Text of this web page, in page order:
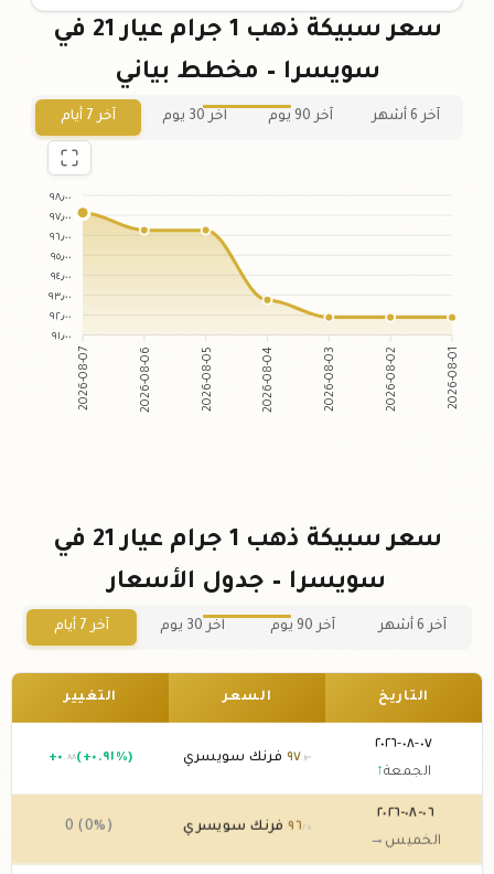
سعر سبيكة ذهب 1 جرام عيار 21 في
سويسرا – مخطط بياني
آخر 6 أشهر آخر 90 يوم آخر 30 يوم آخر 7 أيام
٩٨٫٠٠
٩٧٫٠٠
٩٦٫٠٠
٩٥٫٠٠
٩٤٫٠٠
٩٣٫٠٠
٩٢٫٠٠
٩١٫٠٠
2026-08-07 2026-08-06 2026-08-05 2026-08-04 2026-08-03 2026-08-02 2026-08-01
سعر سبيكة ذهب 1 جرام عيار 21 في
سويسرا – جدول الأسعار
آخر 6 أشهر آخر 90 يوم آخر 30 يوم آخر 7 أيام
التاريخ السعر التغيير
٠٧-٠٨-٢٠٢٦
الجمعة↑
٩٧.١٣ فرنك سويسري +٠ .٨٨ (+٠.٩١%)
٠٦-٠٨-٢٠٢٦
الخميس →
٩٦.٢٥ فرنك سويسري 0 (0%)